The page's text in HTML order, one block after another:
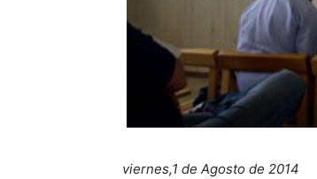
viernes,1 de Agosto de 2014